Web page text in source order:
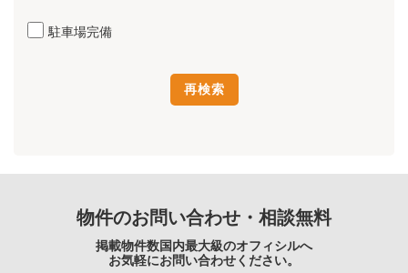
駐車場完備
物件のお問い合わせ・相談無料
掲載物件数国内最大級のオフィシルへ
お気軽にお問い合わせください。